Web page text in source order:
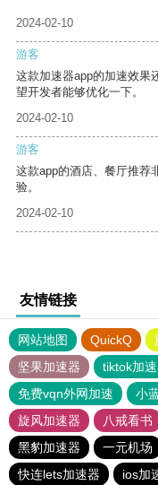
2024-02-10
游客
这款加速器app的加速效果
望开发者能够优化一下。
2024-02-10
游客
这款app的酒店、餐厅推荐
验。
2024-02-10
友情链接
网站地图 QuickQ
坚果加速器
tiktok加
免费vqn外网加速
小
旋风加速器
八戒看书
黑豹加速器
一元机场
快连lets加速器
ios加